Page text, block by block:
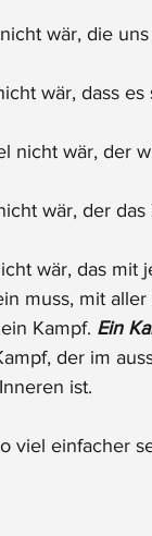
wär, die
wär, dass es
nicht wär, der
wär, der das
wär, das mit
muss, mit
Kampf. Ein
der im
ist.
viel einfacher